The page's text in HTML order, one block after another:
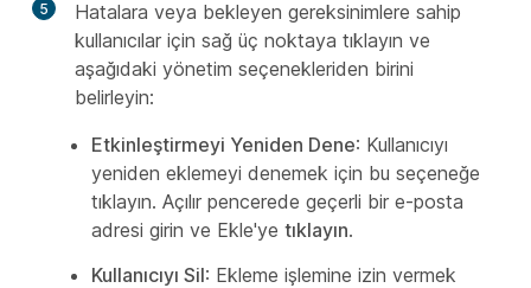
5
Hatalara veya bekleyen gereksinimlere sahip
kullanıcılar için sağ üç noktaya tıklayın ve
aşağıdaki yönetim seçenekleriden birini
belirleyin:
Etkinleştirmeyi Yeniden Dene: Kullanıcıyı
yeniden eklemeyi denemek için bu seçeneğe
tıklayın. Açılır pencerede geçerli bir e-posta
adresi girin ve Ekle'ye tıklayın.
Kullanıcıyı Sil: Ekleme işlemine izin vermek